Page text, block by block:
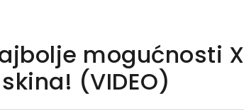
mogućnosti
(VIDEO)